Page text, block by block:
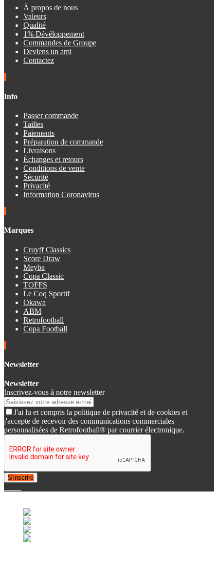
À propos de nous
Valeurs
Qualité
1% Dévéloppement
Commandes de Groupe
Deviens un ami
Contactez
Info
Passer commande
Tailles
Paiements
Préparation de commande
Livraisons
Échanges et retours
Conditions de vente
Sécurité
Privacité
Information Coronavirus
Marques
Cruyff Classics
Score Draw
Meyba
Copa Classic
TOFFS
Le Coq Sportif
Okawa
ABM
Retrofootball
Copa Football
Newsletter
Newsletter
Inscrivez-vous à notre newsletter
J'ai lu et compris la politique de privacité et de cookies et
j'accepte de recevoir des communications commerciales
personnalisées de Retrofootball® par courrier électronique.
S'inscrire